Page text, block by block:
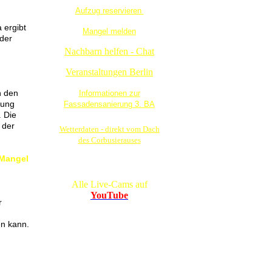
ergibt
den
Die
der
kann.
Aufzug reservieren
Mangel melden
Nachbarn helfen - Chat
Veranstaltungen Berlin
Informationen zur
Fassadensanierung 3. BA
Wetterdaten - direkt vom Dach
des Corbusierauses
Alle Live-Cams auf
YouTube